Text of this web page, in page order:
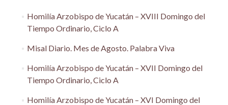
Homilía Arzobispo de Yucatán – XVIII Domingo del
Tiempo Ordinario, Ciclo A
Misal Diario. Mes de Agosto. Palabra Viva
Homilía Arzobispo de Yucatán – XVII Domingo del
Tiempo Ordinario, Ciclo A
Homilía Arzobispo de Yucatán – XVI Domingo del